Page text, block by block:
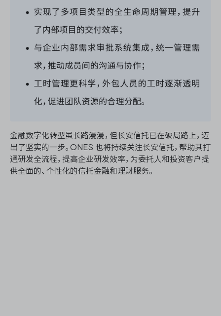
金融数字化转型虽长路漫漫，但长安信托已在破局路上，迈
出了坚实的一步。ONES 也将持续关注长安信托，帮助其打
通研发全流程，提高企业研发效率，为委托人和投资客户提
供全面的、个性化的信托金融和理财服务。